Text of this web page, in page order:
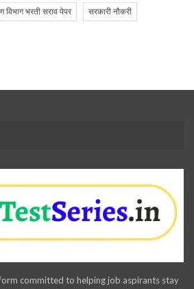
विभाग भरती सराव पेपर सरकारी नौकरी
committed to helping job aspirants stay